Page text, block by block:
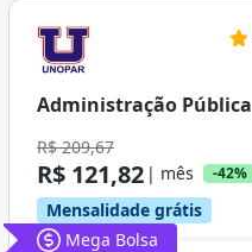
Administração Pública
R$ 209,67
R$ 121,82 | mês -42%
Mensalidade grátis
Mega Bolsa